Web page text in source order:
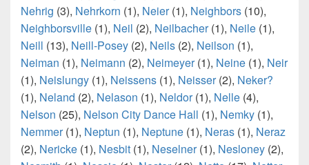
Nehrig (3), Nehrkorn (1), Neier(1), Neighbors (10),
Neighborsville (1), Neil (2), Neilbacher(1), Neile (1),
Neill (13), Neill-Posey (2), Neils (2), Neilson (1),
Neiman (1), Neimann (2), Neimeyer(1), Neine (1), Neir
(1), Neislungy (1), Neissens (1), Neisser(2), Neker?
(1), Neland (2), Nelason (1), Neldor(1), Nelle (4),
Nelson (25), Nelson City Dance Hall (1), Nemky (1),
Nemmer(1), Neptun (1), Neptune (1), Neras (1), Neraz
(2), Nericke (1), Nesbit (1), Neselner(1), Nesloney (2),